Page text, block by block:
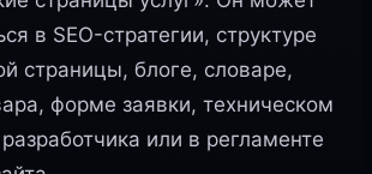
в SEO-стратегии, структуре
страницы, блоге, словаре,
форме заявки, техническом
или в регламенте